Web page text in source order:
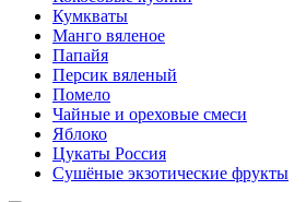
Кумкваты
Манго вяленое
Папайя
Персик вяленый
Помело
Чайные и ореховые смеси
Яблоко
Цукаты Россия
Сушёные экзотические фрукты